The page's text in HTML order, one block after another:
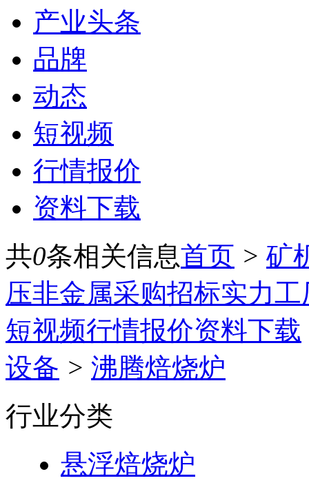
产业头条
品牌
动态
短视频
行情报价
资料下载
共0条相关信息首页 > 矿
压非金属采购招标实力工
短视频行情报价资料下载
设备 > 沸腾焙烧炉
行业分类
悬浮焙烧炉